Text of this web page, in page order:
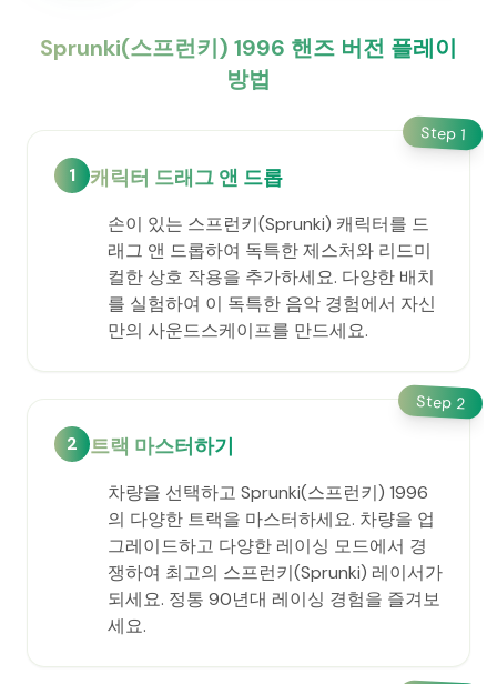
Sprunki(스프런키) 1996 핸즈 버전 플레이
방법
Step 1
1 캐릭터 드래그 앤 드롭
손이 있는 스프런키(Sprunki) 캐릭터를 드
래그 앤 드롭하여 독특한 제스처와 리드미
컬한 상호 작용을 추가하세요. 다양한 배치
를 실험하여 이 독특한 음악 경험에서 자신
만의 사운드스케이프를 만드세요.
Step 2
2 트랙 마스터하기
차량을 선택하고 Sprunki(스프런키) 1996
의 다양한 트랙을 마스터하세요. 차량을 업
그레이드하고 다양한 레이싱 모드에서 경
쟁하여 최고의 스프런키(Sprunki) 레이서가
되세요. 정통 90년대 레이싱 경험을 즐겨보
세요.